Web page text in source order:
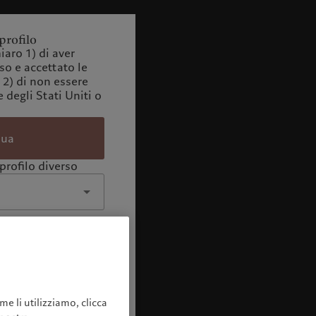
1) di aver
e accettato le
di non essere
degli Stati Uniti o
diverso
li utilizziamo, clicca